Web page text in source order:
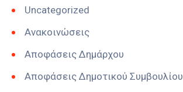
Uncategorized
Ανακοινώσεις
Αποφάσεις Δημάρχου
Αποφάσεις Δημοτικού Συμβουλίου